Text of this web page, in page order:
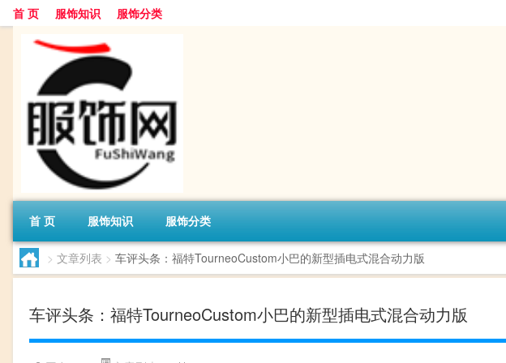
首 页 服饰知识 服饰分类
首 页 服饰知识 服饰分类
> 文章列表 > 车评头条：福特TourneoCustom小巴的新型插电式混合动力版
车评头条：福特TourneoCustom小巴的新型插电式混合动力版